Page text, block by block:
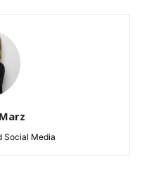
Social Media